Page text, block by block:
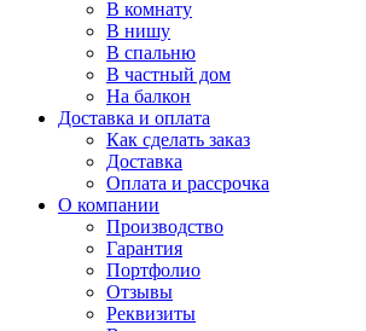
В комнату
В нишу
В спальню
В частный дом
На балкон
Доставка и оплата
Как сделать заказ
Доставка
Оплата и рассрочка
О компании
Производство
Гарантия
Портфолио
Отзывы
Реквизиты